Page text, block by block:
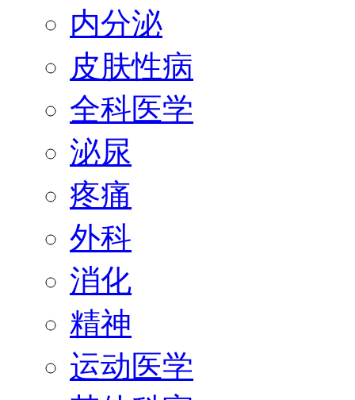
内分泌
皮肤性病
全科医学
泌尿
疼痛
外科
消化
精神
运动医学